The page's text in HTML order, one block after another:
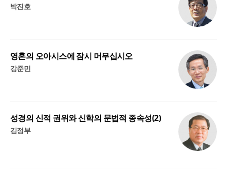
박진호
영혼의 오아시스에 잠시 머무십시오
강준민
성경의 신적 권위와 신학의 문법적 종속성(2)
김정부